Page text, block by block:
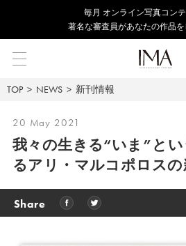
毎⽉ オンライン写真コン
著名な審査員があなたの作品
TOP NEWS 新刊情報
20 May 2021
我々の生きる“いま”と
るアリ・マルコポロスの
Share